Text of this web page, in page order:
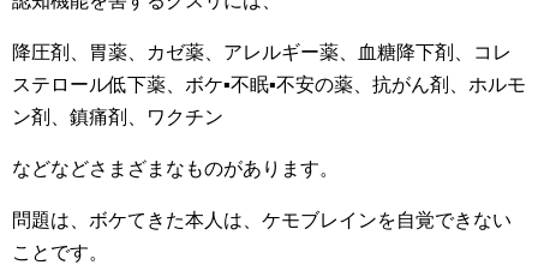
降圧剤、胃薬、カゼ薬、アレルギー薬、血糖降下剤、コレ
ステロール低下薬、ボケ▪不眠▪不安の薬、抗がん剤、ホルモ
ン剤、鎮痛剤、ワクチン
などなどさまざまなものがあります。
問題は、ボケてきた本人は、ケモブレインを自覚できない
ことです。